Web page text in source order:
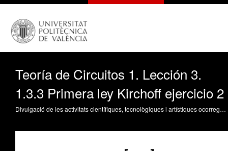
Teoría de Circuitos 1. Lección 3.
1.3.3 Primera ley Kirchoff ejercicio 2
Divulgació de les activitats científiques, tecnològiques i artístiques ocorregudes en els tres campus de la UPV